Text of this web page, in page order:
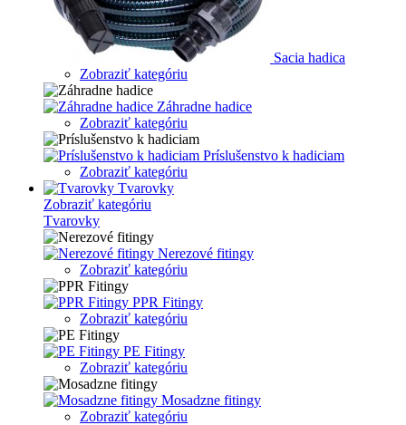
Sacia hadica
Zobraziť kategóriu
Záhradne hadice
Zobraziť kategóriu
Príslušenstvo k hadiciam
Zobraziť kategóriu
Tvarovky
Zobraziť kategóriu
Tvarovky
Nerezové fitingy
Zobraziť kategóriu
PPR Fitingy
Zobraziť kategóriu
PE Fitingy
Zobraziť kategóriu
Mosadzne fitingy
Zobraziť kategóriu